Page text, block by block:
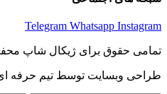
Telegram Whatsapp Instagram
تمامی حقوق برای ژیکال شاپ
طراحی وبسایت توسط تیم حرفه